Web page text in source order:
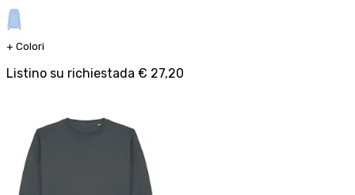
+ Colori
Listino su richiestada € 27,20